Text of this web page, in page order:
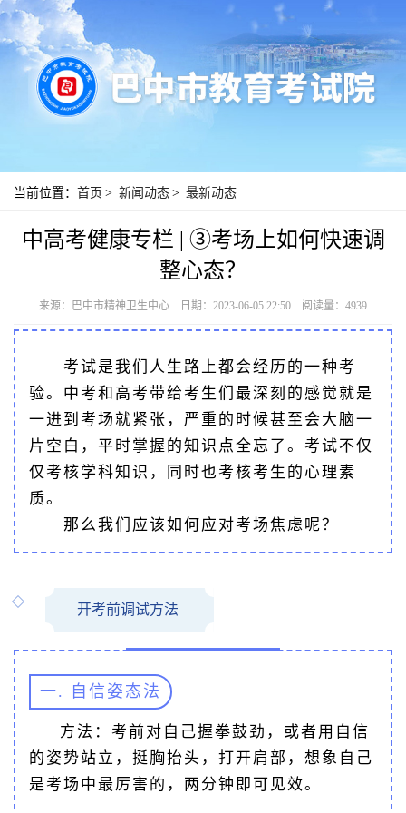
当前位置： 首页 > 新闻动态 > 最新动态
中高考健康专栏 | ③考场上如何快速调
整心态？
来源：巴中市精神卫生中心 日期：2023-06-05 22:50 阅读量：4939
考试是我们人生路上都会经历的一种考
验。中考和高考带给考生们最深刻的感觉就是
一进到考场就紧张，严重的时候甚至会大脑一
片空白，平时掌握的知识点全忘了。考试不仅
仅考核学科知识，同时也考核考生的心理素
质。
那么我们应该如何应对考场焦虑呢？
开考前调试方法
一. 自信姿态法
方法：考前对自己握拳鼓劲，或者用自信
的姿势站立，挺胸抬头，打开肩部，想象自己
是考场中最厉害的，两分钟即可见效。